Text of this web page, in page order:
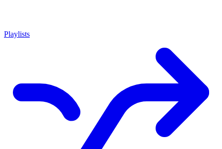
Playlists